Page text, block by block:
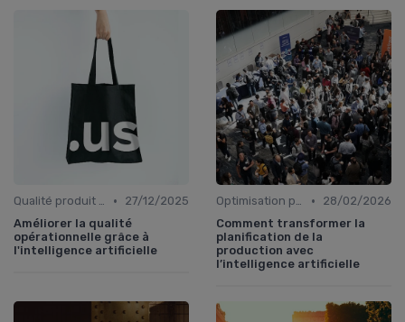
Qualité produit et service •
27/12/2025
Améliorer la qualité
opérationnelle grâce à
l'intelligence artificielle
Optimisation processus •
28/02/2026
Comment transformer la
planification de la
production avec
l’intelligence artificielle